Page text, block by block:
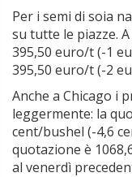
Per i semi di soia
su tutte le piazze.
395,50 euro/t (-1
395,50 euro/t (-2
Anche a Chicago i
leggermente: la
cent/bushel (-4,6
quotazione è
al venerdì